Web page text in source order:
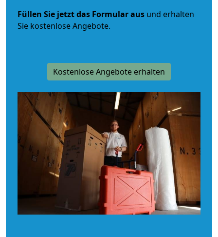
Füllen Sie jetzt das Formular aus und erhalten
Sie kostenlose Angebote.
Kostenlose Angebote erhalten